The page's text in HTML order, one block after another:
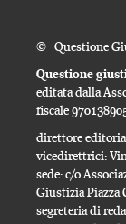
© Questione
Questione
editata dalla
fiscale
direttore
vicedirettrici:
sede: c/o
Giustizia Piazza
segreteria di